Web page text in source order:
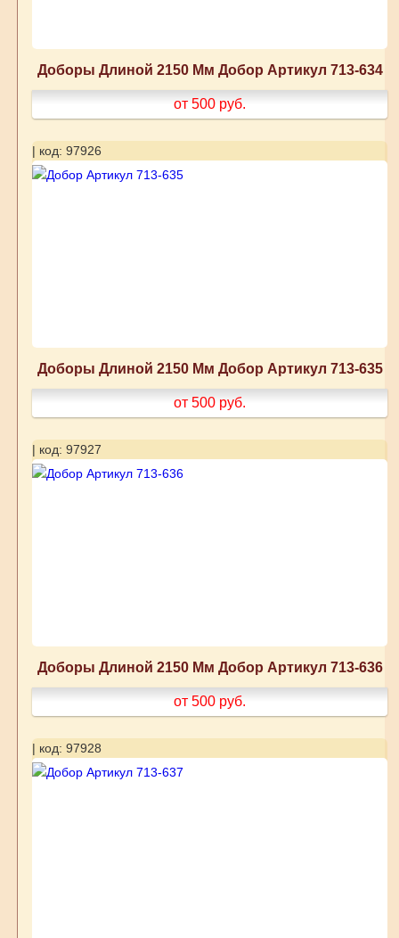
Доборы Длиной 2150 Мм Добор Артикул 713-634
от 500 руб.
| код: 97926
Доборы Длиной 2150 Мм Добор Артикул 713-635
от 500 руб.
| код: 97927
Доборы Длиной 2150 Мм Добор Артикул 713-636
от 500 руб.
| код: 97928